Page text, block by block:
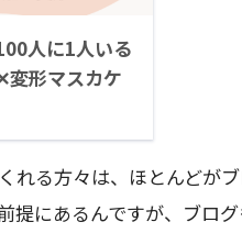
人に1人いる
変形マスカケ
れる方々は、ほとんどが
提にあるんですが、ブロ